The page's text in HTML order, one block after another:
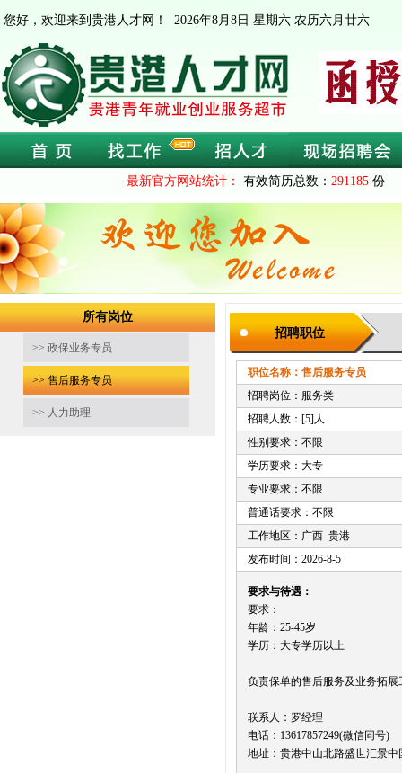
您好，欢迎来到贵港人才网！ 2026年8月8日 星期六 农历六月廿六
最新官方网站统计： 有效简历总数： 291185 份
所有岗位
>> 政保业务专员
>> 售后服务专员
>> 人力助理
招聘职位
职位名称：售后服务专员
招聘岗位：服务类
招聘人数：[5]人
性别要求：不限
学历要求：大专
专业要求：不限
普通话要求：不限
工作地区：广西 贵港
发布时间：2026-8-5
要求与待遇：
要求：
年龄：25-45岁
学历：大专学历以上
负责保单的售后服务及业务拓展
联系人：罗经理
电话：13617857249(微信同号)
地址：贵港中山北路盛世汇景